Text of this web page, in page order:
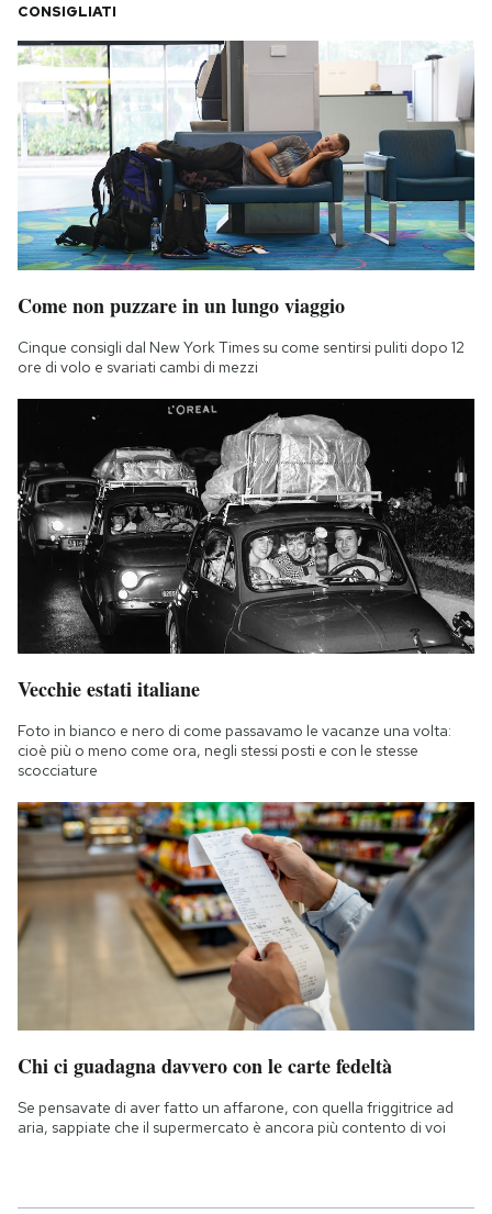
CONSIGLIATI
Come non puzzare in un lungo viaggio
Cinque consigli dal New York Times su come sentirsi puliti dopo 12
ore di volo e svariati cambi di mezzi
Vecchie estati italiane
Foto in bianco e nero di come passavamo le vacanze una volta:
cioè più o meno come ora, negli stessi posti e con le stesse
scocciature
Chi ci guadagna davvero con le carte fedeltà
Se pensavate di aver fatto un affarone, con quella friggitrice ad
aria, sappiate che il supermercato è ancora più contento di voi